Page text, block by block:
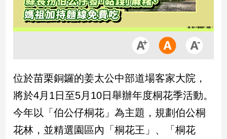
品
觀
治
焦
點
品
位於苗栗銅鑼的姜太公中部道場客家大院，
將於4月1日至5月10日舉辦年度桐花季活動。
今年以「伯公仔桐花」為主題，規劃伯公桐
花林，並精選園區內「桐花王」、「桐花